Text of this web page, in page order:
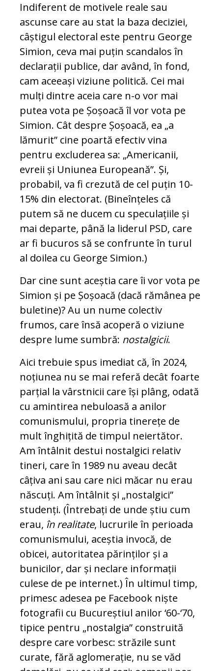
Indiferent de motivele reale sau
ascunse care au stat la baza deciziei,
câștigul electoral este pentru George
Simion, ceva mai puțin scandalos în
declarații publice, dar având, în fond,
cam aceeași viziune politică. Cei mai
mulți dintre aceia care n-o vor mai
putea vota pe Șoșoacă îl vor vota pe
Simion. Cât despre Șoșoacă, ea „a
lămurit” cine poartă efectiv vina
pentru excluderea sa: „Americanii,
evreii și Uniunea Europeană”. Și,
probabil, va fi crezută de cel puțin 10-
15% din electorat. (Bineînțeles că
putem să ne ducem cu speculațiile și
mai departe, până la liderul PSD, care
ar fi bucuros să se confrunte în turul
al doilea cu George Simion.)
Dar cine sunt aceștia care îi vor vota pe
Simion și pe Șoșoacă (dacă rămânea pe
buletine)? Au un nume colectiv
frumos, care însă acoperă o viziune
despre lume sumbră: nostalgicii.
Aici trebuie spus imediat că, în 2024,
noțiunea nu se mai referă decât foarte
parțial la vârstnicii care își plâng, odată
cu amintirea nebuloasă a anilor
comunismului, propria tinerețe de
mult înghițită de timpul neiertător.
Am întâlnit destui nostalgici relativ
tineri, care în 1989 nu aveau decât
câțiva ani sau care nici măcar nu erau
născuți. Am întâlnit și „nostalgici”
studenți. (Întrebați de unde știu cum
erau, în realitate, lucrurile în perioada
comunismului, aceștia invocă, de
obicei, autoritatea părinților și a
bunicilor, dar și neclare informații
culese de pe internet.) În ultimul timp,
primesc adesea pe Facebook niște
fotografii cu Bucureștiul anilor ‘60-‘70,
tipice pentru „nostalgia” construită
despre care vorbesc: străzile sunt
curate, fără aglomerație, nu se văd